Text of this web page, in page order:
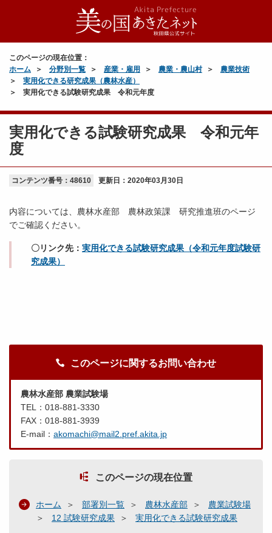
このページの現在位置：
ホーム
分野別一覧 産業・雇用 農業・農山村
農業技術
実用化できる研究成果（農林水産）
実用化できる試験研究成果 令和元年度
実用化できる試験研究成果 令和元年
度
コンテンツ番号：48610 更新日： 2020年03月30日
内容については、農林水産部 農林政策課 研究推進班のページ
でご確認ください。
〇リンク先： 実用化できる試験研究成果（令和元年度試験研
究成果）
このページに関するお問い合わせ
農林水産部 農業試験場
TEL：018-881-3330
FAX：018-881-3939
E-mail： akomachi@mail2.pref.akita.jp
このページの現在位置
ホーム 部署別一覧 農林水産部
農業試験場
12 試験研究成果
実用化できる試験研究成果